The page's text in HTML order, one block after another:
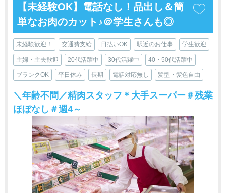
【未経験OK】電話なし！品出し＆簡
単なお肉のカット♪＠学生さんも◎
未経験歓迎！ 交通費支給 日払いOK 駅近のお仕事 学生歓迎
主婦・主夫歓迎 20代活躍中 30代活躍中 40・50代活躍中
ブランクOK 平日休み 長期 電話対応無し 髪型・髪色自由
＼年齢不問／精肉スタッフ＊大手スーパー＃残業
ほぼなし＃週4～